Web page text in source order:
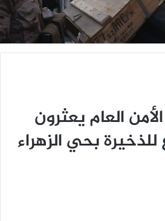
العام يعثرون
بحي الزهراء